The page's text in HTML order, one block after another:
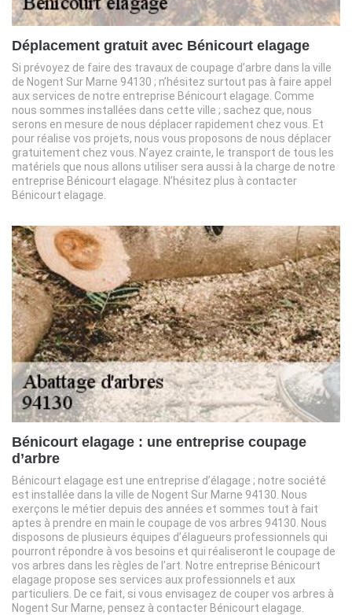
Déplacement gratuit avec Bénicourt elagage
Si prévoyez de faire des travaux de coupage d’arbre dans la ville
de Nogent Sur Marne 94130 ; n’hésitez surtout pas à faire appel
aux services de notre entreprise Bénicourt elagage. Comme
nous sommes installées dans cette ville ; sachez que, nous
serons en mesure de nous déplacer rapidement chez vous. Et
pour réalise vos projets, nous vous proposons de nous déplacer
gratuitement chez vous. N’ayez crainte, le transport de tous les
matériels que nous allons utiliser sera aussi à la charge de notre
entreprise Bénicourt elagage. N’hésitez plus à contacter
Bénicourt elagage.
Bénicourt elagage : une entreprise coupage
d’arbre
Bénicourt elagage est une entreprise d’élagage ; notre société
est installée dans la ville de Nogent Sur Marne 94130. Nous
exerçons le métier depuis des années et sommes tout à fait
aptes à prendre en main le coupage de vos arbres 94130. Nous
disposons de plusieurs équipes d’élagueurs professionnels qui
pourront répondre à vos besoins et qui réaliseront le coupage de
vos arbres dans les règles de l’art. Notre entreprise Bénicourt
elagage propose ses services aux professionnels et aux
particuliers. De ce fait, si vous envisagez de couper vos arbres à
Nogent Sur Marne, pensez à contacter Bénicourt elagage.